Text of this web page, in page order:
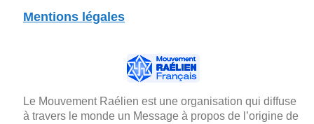
Mentions légales
Le Mouvement Raélien est une organisation qui diffuse
à travers le monde un Message à propos de l’origine de